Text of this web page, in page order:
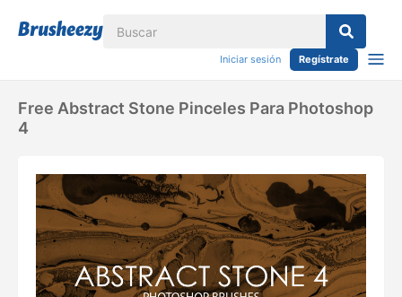
Iniciar sesión Regístrate
Free Abstract Stone Pinceles Para Photoshop
4